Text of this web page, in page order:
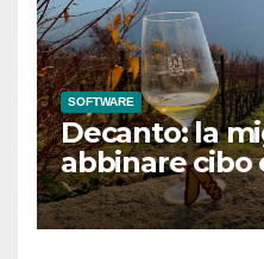
SOFTWARE
Decanto: la
abbinare cibo